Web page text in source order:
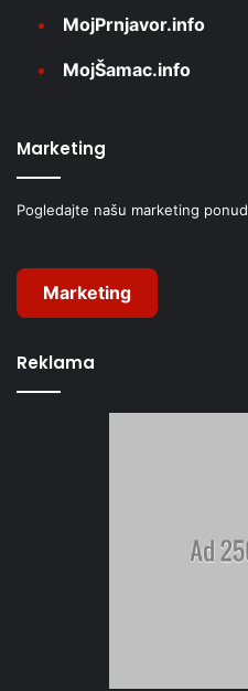
MojPrnjavor.info
MojŠamac.info
Marketing
Pogledajte našu marketing
Marketing
Reklama